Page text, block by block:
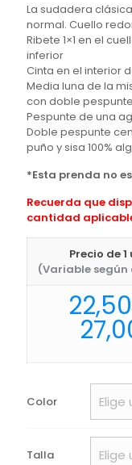
La sudadera
normal. Cuello
Ribete 1×1 en el
inferior
Cinta en el interior
Media luna de la
con doble
Pespunte de una
Doble pespunte
puño y sisa 100%
*Esta prenda no
Recuerda que
cantidad
Precio de
(Variable
22,50
Color
Talla